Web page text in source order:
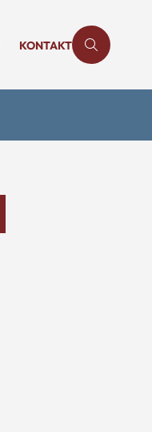
KONTAKT